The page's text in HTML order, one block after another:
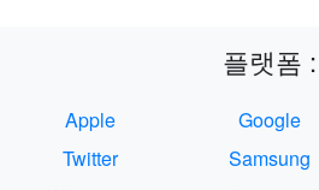
플랫폼 :
Apple Google
Twitter
Samsung